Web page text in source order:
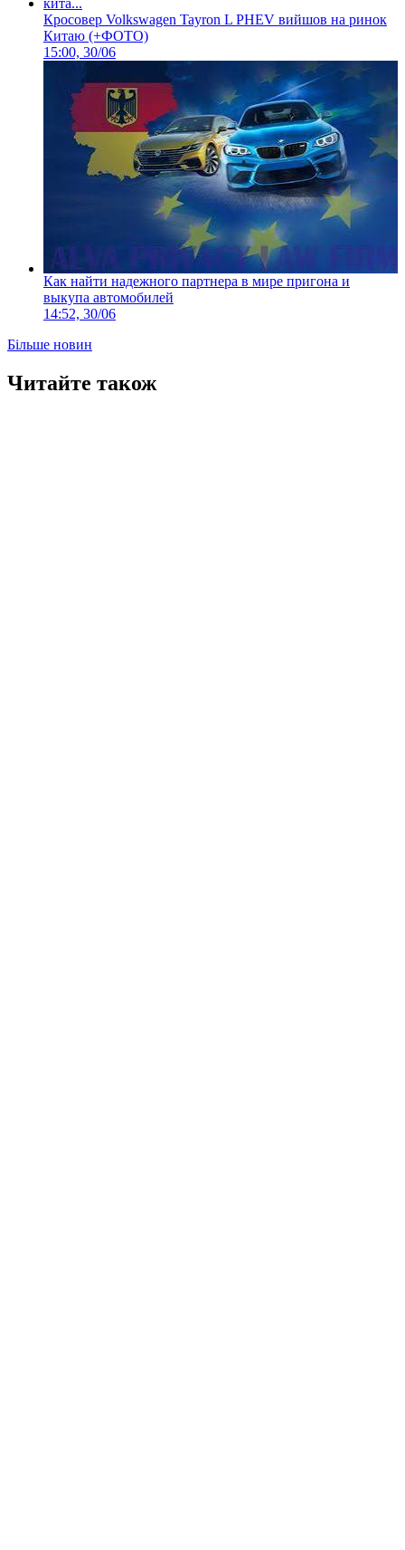
Кросовер Volkswagen Tayron L PHEV вийшов на ринок
Китаю (+ФОТО)
15:00, 30/06
Как найти надежного партнера в мире пригона и
выкупа автомобилей
14:52, 30/06
Більше новин
Читайте також